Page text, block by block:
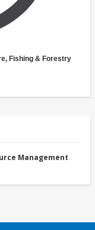
Fishing & Forestry
Management